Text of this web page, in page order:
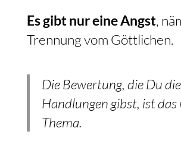
Es gibt nur eine Angst,
Trennung vom Göttlichen.
Die Bewertung, die Du
Handlungen gibst, ist das
Thema.